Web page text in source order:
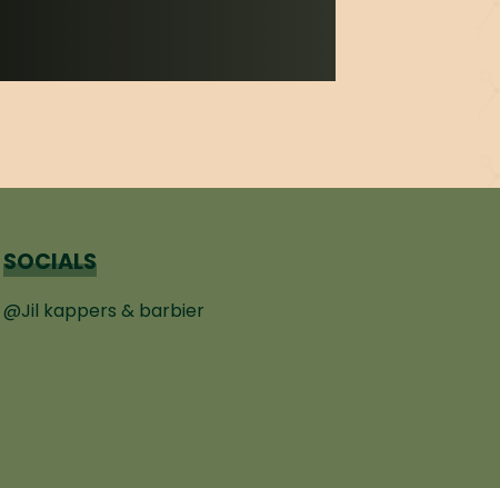
SOCIALS
@Jil kappers & barbier